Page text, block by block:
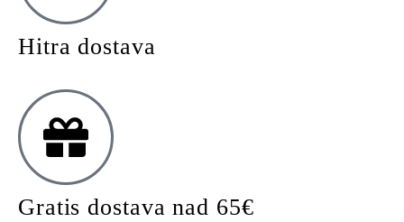
Hitra dostava
Gratis dostava nad 65€